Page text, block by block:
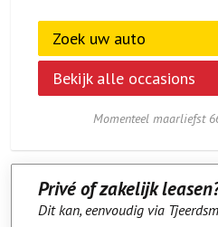
Zoek uw auto
Bekijk alle occasions
Momenteel maarliefst
Privé of zakelijk
Dit kan, eenvoudig via